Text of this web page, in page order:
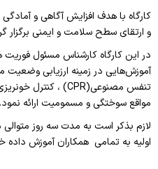
بخش های پاراکلینیکی
بانک خون
رادیولوژی
داروخانه بستری
آزمایشگاه
کارگاه با هدف افزایش آگاهی و
و ارتقای سطح سلامت و ایمنی برگزار
در این کارگاه کارشناس مسئول
آموزش‌هایی در زمینه ارزیابی وضعیت
تنفس مصنوعی(CPR) ، کنترل
مواقع سوختگی و مسمومیت ارائه نمود.
لازم بذکر است به مدت سه روز
اولیه به تمامی همکاران آموزش داده